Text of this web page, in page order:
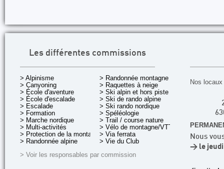
Les différentes commissions
> Alpinisme
> Canyoning
> École d'aventure
> École d'escalade
> Escalade
> Formation
> Marche nordique
> Multi-activités
> Protection de la montagne
> Randonnée alpine
> Randonnée montagne
> Raquettes à neige
> Ski alpin et hors piste
> Ski de rando alpine
> Ski rando nordique
> Spéléologie
> Trail / course nature
> Vélo de montagne/VTT
> Via ferrata
> Vie du Club
> Voir les responsables par commission
Nos
Nous
> le jeudi